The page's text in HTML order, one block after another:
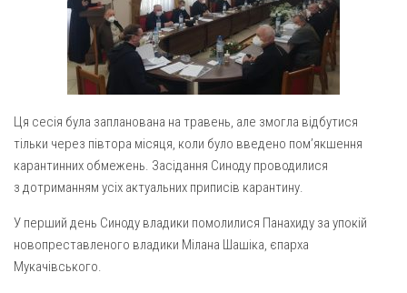
Свято-Юріївська парафія (м. Полтава)
Архистратига Михаїла (с. Пригарівка)
Благовіщення Пресвятої Богородиці (с. Шевченки)
Вознесіння ГНІХ (с. Витівка)
Вознесіння Господнього (м. Кобеляки)
Пророка Іллі (смт. Білики)
Різдва Пресвятої Богородиці (с. Вільховатка)
Св. Апостола Андрія Первозванного (с. Засулля)
Ця сесія була запланована на травень, але змогла відбутися
тільки через півтора місяця, коли було введено пом’якшення
карантинних обмежень. Засідання Синоду проводилися
з дотриманням усіх актуальних приписів карантину.
У перший день Синоду владики помолилися Панахиду за упокій
новопреставленого владики Мілана Шашіка, єпарха
Мукачівського.